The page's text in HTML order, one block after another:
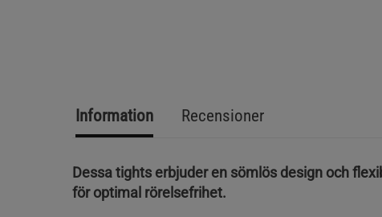
Information Recensioner
Dessa tights erbjuder en sömlös design och
för optimal rörelsefrihet.